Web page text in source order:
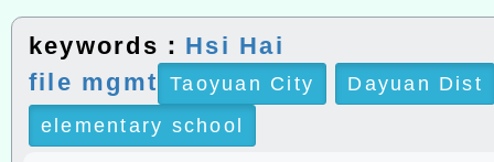
keywords： Hsi Hai
file mgmt
Taoyuan City
Dayuan Dist
elementary school